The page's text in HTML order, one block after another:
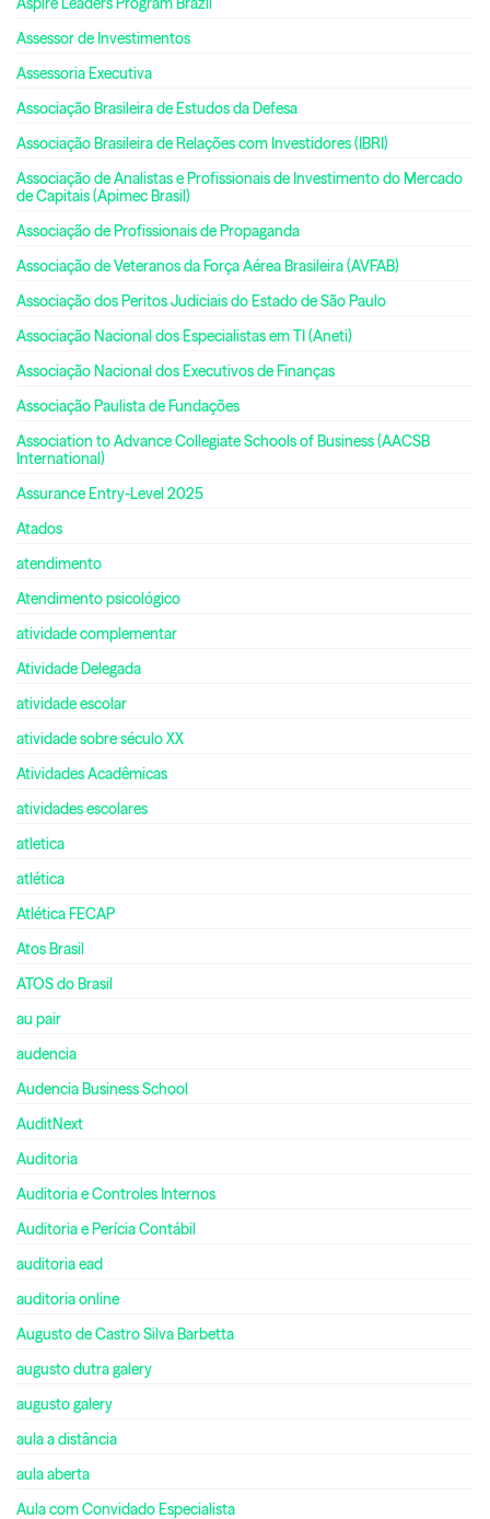
Assessor de Investimentos
Assessoria Executiva
Associação Brasileira de Estudos da Defesa
Associação Brasileira de Relações com Investidores (IBRI)
Associação de Analistas e Profissionais de Investimento do Mercado
de Capitais (Apimec Brasil)
Associação de Profissionais de Propaganda
Associação de Veteranos da Força Aérea Brasileira (AVFAB)
Associação dos Peritos Judiciais do Estado de São Paulo
Associação Nacional dos Especialistas em TI (Aneti)
Associação Nacional dos Executivos de Finanças
Associação Paulista de Fundações
Association to Advance Collegiate Schools of Business (AACSB
International)
Assurance Entry-Level 2025
Atados
atendimento
Atendimento psicológico
atividade complementar
Atividade Delegada
atividade escolar
atividade sobre século XX
Atividades Acadêmicas
atividades escolares
atletica
atlética
Atlética FECAP
Atos Brasil
ATOS do Brasil
au pair
audencia
Audencia Business School
AuditNext
Auditoria
Auditoria e Controles Internos
Auditoria e Perícia Contábil
auditoria ead
auditoria online
Augusto de Castro Silva Barbetta
augusto dutra galery
augusto galery
aula a distância
aula aberta
Aula com Convidado Especialista